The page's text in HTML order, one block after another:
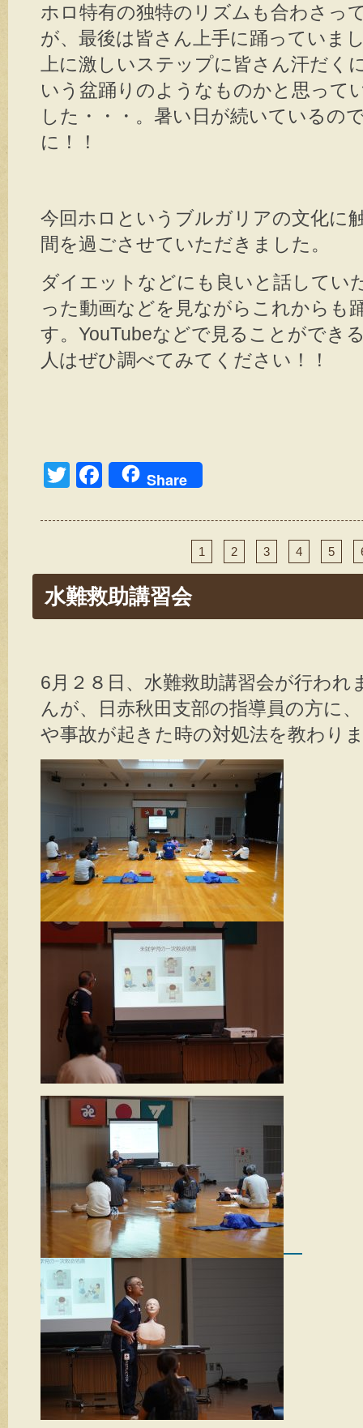
ホロ特有の独特のリズムも合わさっ
が、最後は皆さん上手に踊っていま
上に激しいステップに皆さん汗だく
いう盆踊りのようなものかと思って
した・・・。暑い日が続いているの
に！！
今回ホロというブルガリアの文化に
間を過ごさせていただきました。
ダイエットなどにも良いと話してい
った動画などを見ながらこれからも
す。YouTubeなどで見ることができ
人はぜひ調べてみてください！！
T
tt
F
c
b
o
Share
1 2 3 4 5
水難救助講習会
6月２８日、水難救助講習会が行われ
んが、日赤秋田支部の指導員の方に
や事故が起きた時の対処法を教わり